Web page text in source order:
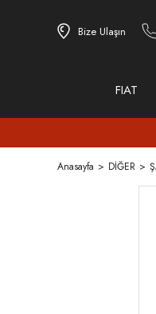
Bize Ulaşın
FIAT
Anasayfa DİĞER